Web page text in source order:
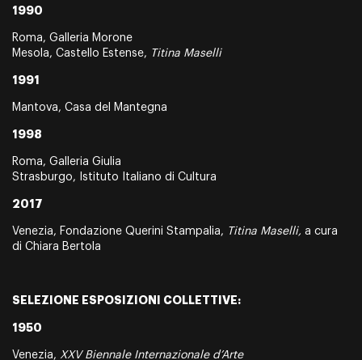
1990
Roma, Galleria Morone
Mesola, Castello Estense, Titina Maselli
1991
Mantova, Casa del Mantegna
1998
Roma, Galleria Giulia
Strasburgo, Istituto Italiano di Cultura
2017
Venezia, Fondazione Querini Stampalia, Titina Maselli, a cura
di Chiara Bertola
SELEZIONE ESPOSIZIONI COLLETTIVE:
1950
Venezia, XXV Biennale Internazionale d’Arte